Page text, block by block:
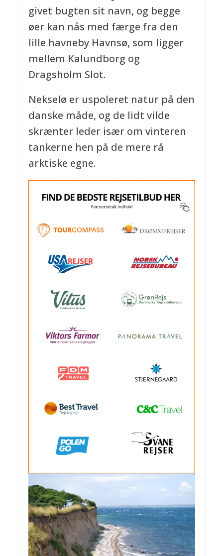
givet bugten sit navn, og begge
øer kan nås med færge fra den
lille havneby Havnsø, som ligger
mellem Kalundborg og
Dragsholm Slot.
Nekselø er uspoleret natur på den
danske måde, og de lidt vilde
skrænter leder især om vinteren
tankerne hen på de mere rå
arktiske egne.